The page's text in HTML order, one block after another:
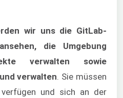
wir uns die GitLab-
die Umgebung
verwalten sowie
verwalten. Sie müssen
und sich an der